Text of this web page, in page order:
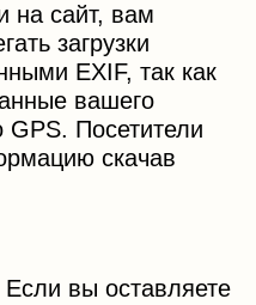
на сайт, вам
загрузки
EXIF, так как
вашего
Посетители
скачав
Если вы оставляете